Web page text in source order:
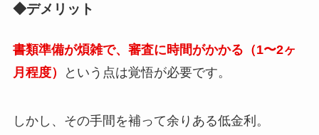
◆デメリット
書類準備が煩雑で、審査に時間がかかる（1〜2ヶ
月程度）
という点は覚悟が必要です。
しかし、その手間を補って余りある低金利。